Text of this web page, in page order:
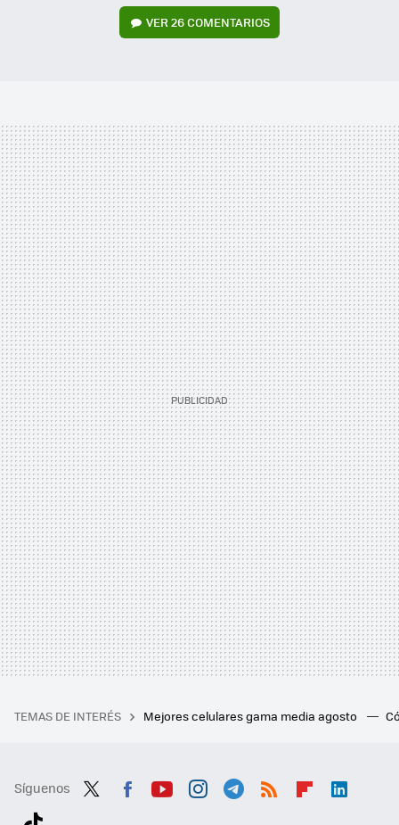
VER26 COMENTARIOS
TEMAS DE INTERÉS Mejores celulares gama media agosto
Síguenos